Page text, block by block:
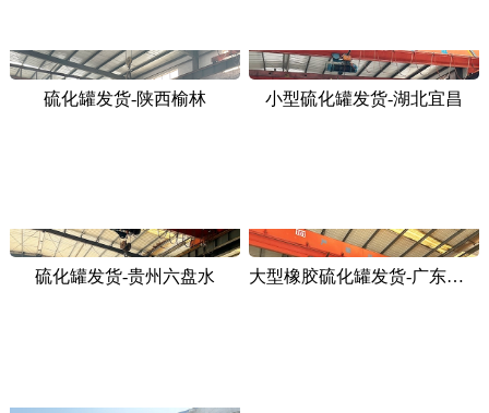
硫化罐发货-陕西榆林 小型硫化罐发货-湖北宜昌
硫化罐发货-贵州六盘水 大型橡胶硫化罐发货-广东广饶